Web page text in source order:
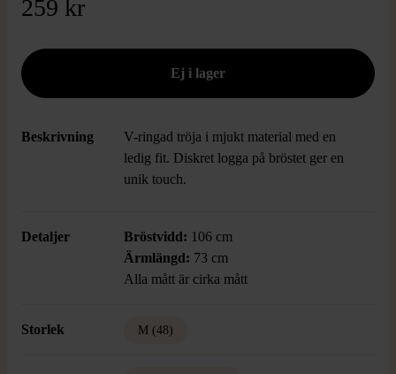
259 kr
Beskrivning
V-ringad tröja i mjukt material med en
ledig fit. Diskret logga på bröstet ger en
unik touch.
Detaljer Bröstvidd: 106 cm
Ärmlängd: 73 cm
Alla mått är cirka mått
Storlek M (48)